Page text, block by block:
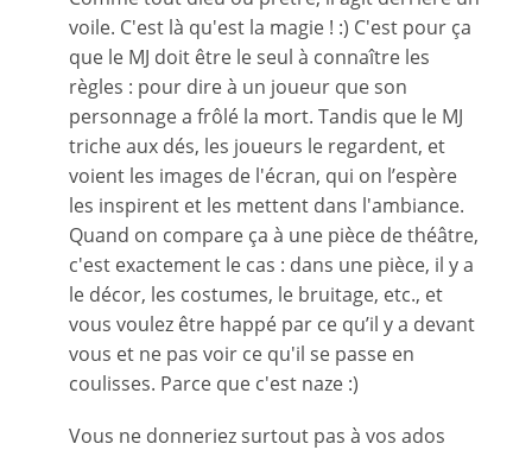
voile. C'est là qu'est la magie ! :) C'est pour ça
que le MJ doit être le seul à connaître les
règles : pour dire à un joueur que son
personnage a frôlé la mort. Tandis que le MJ
triche aux dés, les joueurs le regardent, et
voient les images de l'écran, qui on l’espère
les inspirent et les mettent dans l'ambiance.
Quand on compare ça à une pièce de théâtre,
c'est exactement le cas : dans une pièce, il y a
le décor, les costumes, le bruitage, etc., et
vous voulez être happé par ce qu’il y a devant
vous et ne pas voir ce qu'il se passe en
coulisses. Parce que c'est naze :)
Vous ne donneriez surtout pas à vos ados